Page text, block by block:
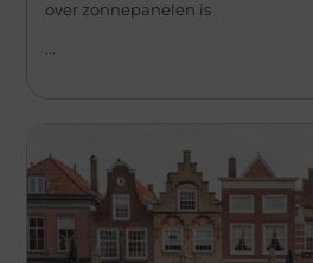
over zonnepanelen is